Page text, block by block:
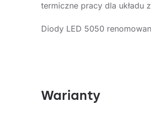
termiczne pracy dla układu
Diody LED 5050
zestawie. Lampę należy
Warianty